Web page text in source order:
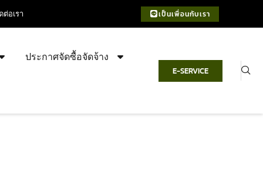
ต่อเรา เป็นเพื่อนกับเรา
ประกาศจัดซื้อจัดจ้าง
E-SERVICE